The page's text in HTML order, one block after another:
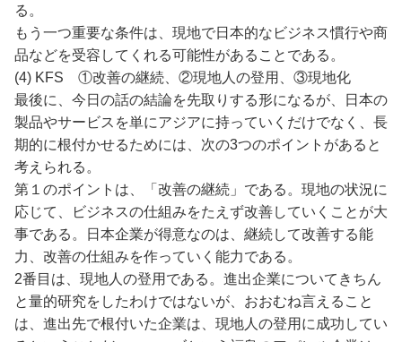
る。
もう一つ重要な条件は、現地で日本的なビジネス慣行や商
品などを受容してくれる可能性があることである。
(4) KFS ①改善の継続、②現地人の登用、③現地化
最後に、今日の話の結論を先取りする形になるが、日本の
製品やサービスを単にアジアに持っていくだけでなく、長
期的に根付かせるためには、次の3つのポイントがあると
考えられる。
第１のポイントは、「改善の継続」である。現地の状況に
応じて、ビジネスの仕組みをたえず改善していくことが大
事である。日本企業が得意なのは、継続して改善する能
力、改善の仕組みを作っていく能力である。
2番目は、現地人の登用である。進出企業についてきちん
と量的研究をしたわけではないが、おおむね言えること
は、進出先で根付いた企業は、現地人の登用に成功してい